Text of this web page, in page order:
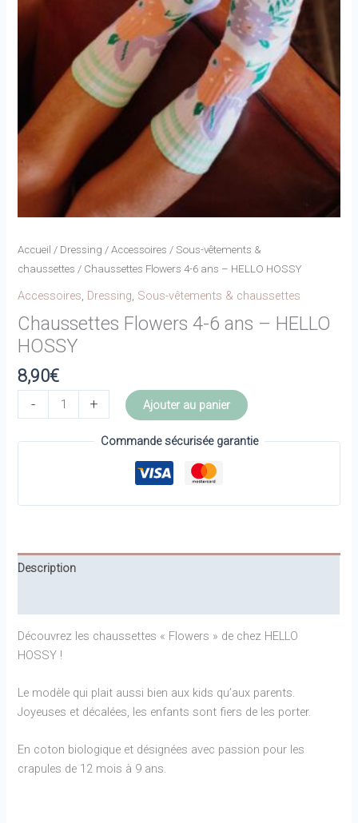
Accueil / Dressing /Accessoires /Sous-vêtements &
chaussettes / Chaussettes Flowers 4-6 ans – HELLO HOSSY
Accessoires, Dressing, Sous-vêtements & chaussettes
Chaussettes Flowers 4-6 ans – HELLO
HOSSY
8,90€
-
de
HELLO
HOSSY
+ Ajouter au panier
Commande sécurisée garantie
Description
Découvrez les chaussettes « Flowers » de chez HELLO
HOSSY !
Le modèle qui plait aussi bien aux kids qu’aux parents.
Joyeuses et décalées, les enfants sont fiers de les porter.
En coton biologique et désignées avec passion pour les
crapules de 12 mois à 9 ans.